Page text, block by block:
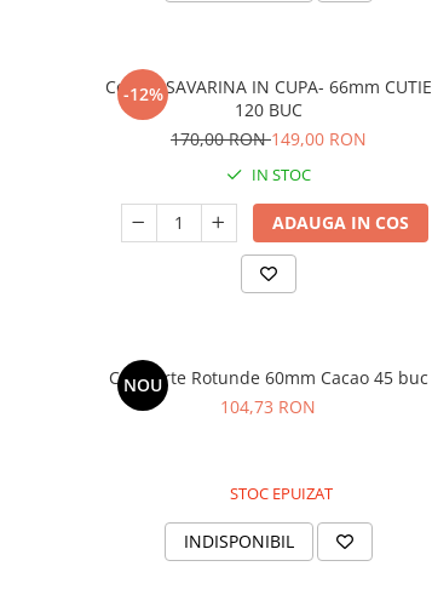
-12%
Coji de SAVARINA IN CUPA- 66mm CUTIE
120 BUC
170,00 RON149,00 RON
IN STOC
ADAUGA IN COS
NOU
Coji Tarte Rotunde 60mm Cacao 45 buc
104,73 RON
STOC EPUIZAT
INDISPONIBIL